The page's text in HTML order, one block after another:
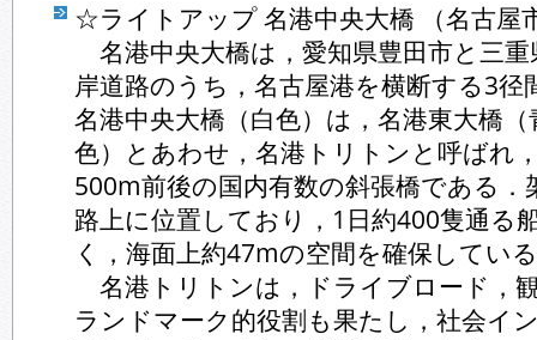
☆ライトアップ 名港中央大橋 （名古屋
名港中央大橋は，愛知県豊田市と三
岸道路のうち，名古屋港を横断する3径
名港中央大橋（白色）は，名港東大橋
色）とあわせ，名港トリトンと呼ばれ
500m前後の国内有数の斜張橋である．
路上に位置しており，1日約400隻通る
く，海面上約47mの空間を確保してい
名港トリトンは，ドライブロード，
ランドマーク的役割も果たし，社会イ